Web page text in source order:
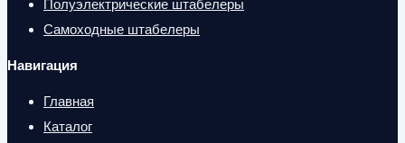
Полуэлектрические штабелеры
Самоходные штабелеры
Навигация
Главная
Каталог